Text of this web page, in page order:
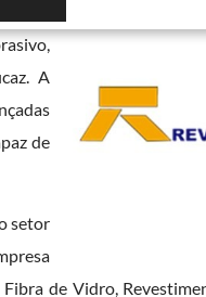
a
A
de
setor
de Vidro,